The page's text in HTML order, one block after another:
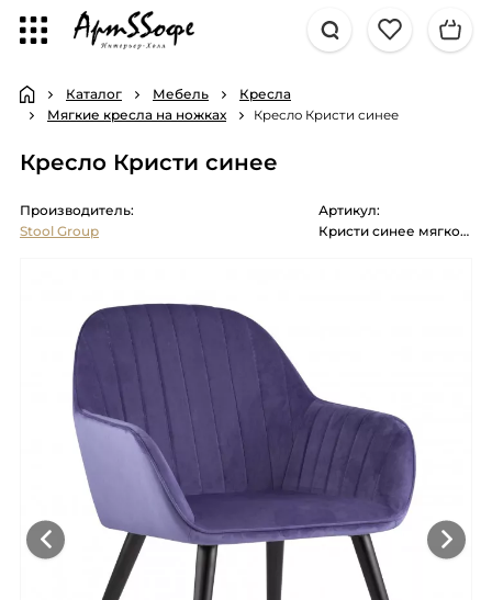
Каталог Мебель
Кресла
Мягкие кресла на ножках
Кресло Кристи синее
Кресло Кристи синее
Производитель:
Stool Group
Артикул:
Кристи синее мягкое обивка велюр